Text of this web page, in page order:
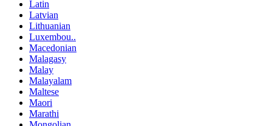
Latin
Latvian
Lithuanian
Luxembou..
Macedonian
Malagasy
Malay
Malayalam
Maltese
Maori
Marathi